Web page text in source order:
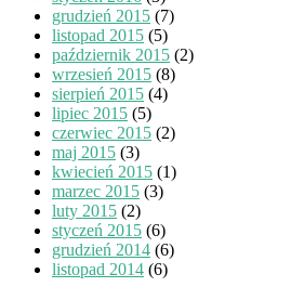
grudzień 2015 (7)
listopad 2015 (5)
październik 2015 (2)
wrzesień 2015 (8)
sierpień 2015 (4)
lipiec 2015 (5)
czerwiec 2015 (2)
maj 2015 (3)
kwiecień 2015 (1)
marzec 2015 (3)
luty 2015 (2)
styczeń 2015 (6)
grudzień 2014 (6)
listopad 2014 (6)